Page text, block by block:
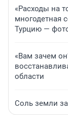
«Расходы на
многодетная
Турцию —
«Вам зачем
области
Соль земли